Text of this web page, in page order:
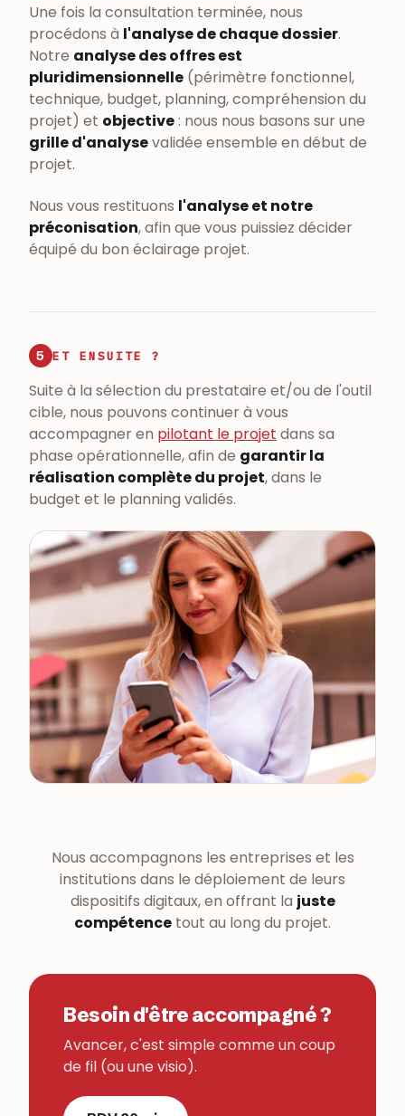
Une fois la consultation terminée, nous
procédons à l'analyse de chaque dossier.
Notre analyse des offres est
pluridimensionnelle (périmètre fonctionnel,
technique, budget, planning, compréhension du
projet) et objective: nous nous basons sur une
grille d'analysevalidée ensemble en début de
projet.
Nous vous restituons l'analyse et notre
préconisation, afin que vous puissiez décider
équipé du bon éclairage projet.
5 ET ENSUITE ?
Suite à la sélection du prestataire et/ou de l'outil
cible, nous pouvons continuer à vous
accompagner en pilotant le projet dans sa
phase opérationnelle, afin de garantir la
réalisation complète du projet, dans le
budget et le planning validés.
Nous accompagnons les entreprises et les
institutions dans le déploiement de leurs
dispositifs digitaux, en offrant la juste
compétence tout au long du projet.
Besoin d'être accompagné ?
Avancer, c'est simple comme un coup
de fil (ou une visio).